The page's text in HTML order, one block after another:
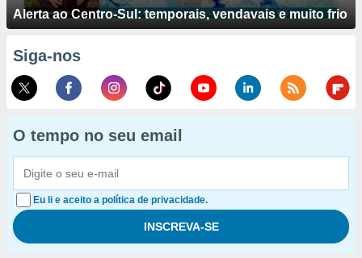
Alerta ao Centro-Sul: temporais, vendavais e muito frio
Siga-nos
O tempo no seu email
Eu li e aceito a política de privacidade.